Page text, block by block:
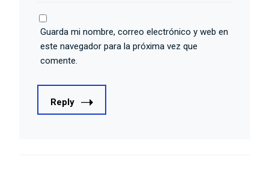
Guarda mi nombre, correo electrónico y web en
este navegador para la próxima vez que
comente.
Reply